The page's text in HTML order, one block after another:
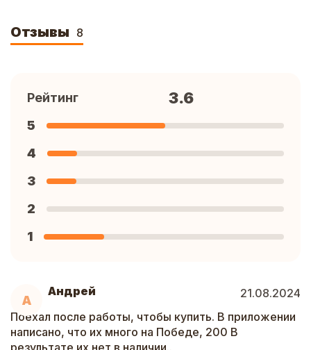
Отзывы 8
А
Андрей
21.08.2024
Поехал после работы, чтобы купить. В приложении
написано, что их много на Победе, 200 В
результате их нет в наличии..
Рейтинг 3.6
5
4
3
2
1